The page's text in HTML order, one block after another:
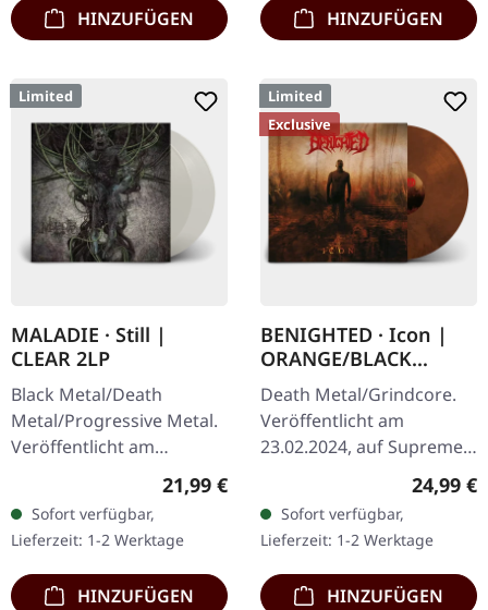
HINZUFÜGEN HINZUFÜGEN
Limited
MALADIE · Still |
CLEAR 2LP
Black Metal/Death
Metal/Progressive Metal.
Veröffentlicht am
10.04.2015, auf Supreme
Transparentes Doppel-
Vinyl im schweren…
Regulärer Preis:
21,99 €
Sofort verfügbar,
Lieferzeit: 1-2 Werktage
HINZUFÜGEN
Limited
Exclusive
BENIGHTED · Icon |
ORANGE/BLACK
MARBLED LP
Death Metal/Grindcore.
Veröffentlicht am
23.02.2024, auf Supreme
Transparent Dunkel-
Orange mit schwarz
marmoriertem Vinyl mit
schwerem…
24,99 €
Sofort verfügbar,
Lieferzeit: 1-2 Werktage
HINZUFÜGEN